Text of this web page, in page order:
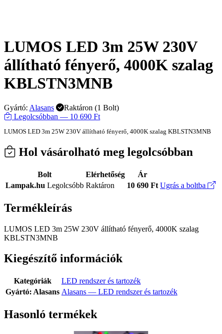
LUMOS LED 3m 25W 230V
állítható fényerő, 4000K szalag
KBLSTN3MNB
Gyártó: Alasans
Raktáron (1 Bolt)
Legolcsóbban — 10 690 Ft
LUMOS LED 3m 25W 230V állítható fényerő, 4000K szalag KBLSTN3MNB
Hol vásárolható meg legolcsóbban
Bolt Elérhetőség
Ár
Lampak.hu Legolcsóbb Raktáron 10 690 Ft Ugrás a boltba
Termékleírás
LUMOS LED 3m 25W 230V állítható fényerő, 4000K szalag
KBLSTN3MNB
Kiegészítő információk
Kategóriák
LED rendszer és tartozék
Gyártó: Alasans Alasans — LED rendszer és tartozék
Hasonló termékek